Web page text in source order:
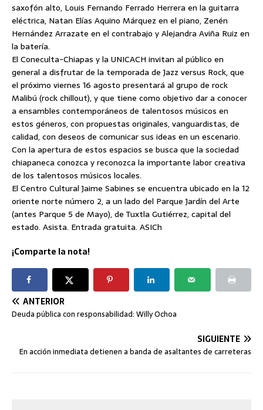
saxofón alto, Louis Fernando Ferrado Herrera en la guitarra
eléctrica, Natan Elías Aquino Márquez en el piano, Zenén
Hernández Arrazate en el contrabajo y Alejandra Aviña Ruiz en
la batería.
El Coneculta-Chiapas y la UNICACH invitan al público en
general a disfrutar de la temporada de Jazz versus Rock, que
el próximo viernes 16 agosto presentará al grupo de rock
Malibú (rock chillout), y que tiene como objetivo dar a conocer
a ensambles contemporáneos de talentosos músicos en
estos géneros, con propuestas originales, vanguardistas, de
calidad, con deseos de comunicar sus ideas en un escenario.
Con la apertura de estos espacios se busca que la sociedad
chiapaneca conozca y reconozca la importante labor creativa
de los talentosos músicos locales.
El Centro Cultural Jaime Sabines se encuentra ubicado en la 12
oriente norte número 2, a un lado del Parque Jardín del Arte
(antes Parque 5 de Mayo), de Tuxtla Gutiérrez, capital del
estado. Asista. Entrada gratuita. ASICh
¡Comparte la nota!
ANTERIOR
Deuda pública con responsabilidad: Willy Ochoa
SIGUIENTE
En acción inmediata detienen a banda de asaltantes de carreteras